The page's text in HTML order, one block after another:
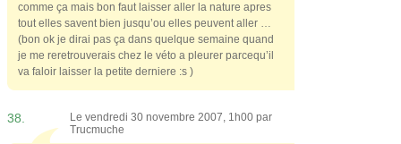
comme ça mais bon faut laisser aller la nature apres
tout elles savent bien jusqu’ou elles peuvent aller …
(bon ok je dirai pas ça dans quelque semaine quand
je me reretrouverais chez le véto a pleurer parcequ’il
va faloir laisser la petite derniere :s )
38.
Le vendredi 30 novembre 2007, 1h00 par
Trucmuche